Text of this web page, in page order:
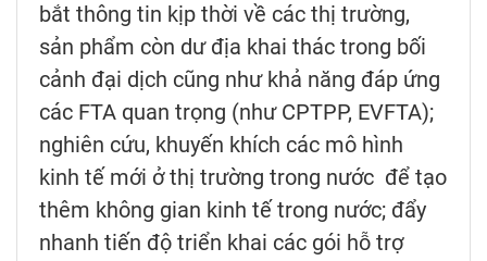
bắt thông tin kịp thời về các thị trường,
sản phẩm còn dư địa khai thác trong bối
cảnh đại dịch cũng như khả năng đáp ứng
các FTA quan trọng (như CPTPP, EVFTA);
nghiên cứu, khuyến khích các mô hình
kinh tế mới ở thị trường trong nước để tạo
thêm không gian kinh tế trong nước; đẩy
nhanh tiến độ triển khai các gói hỗ trợ